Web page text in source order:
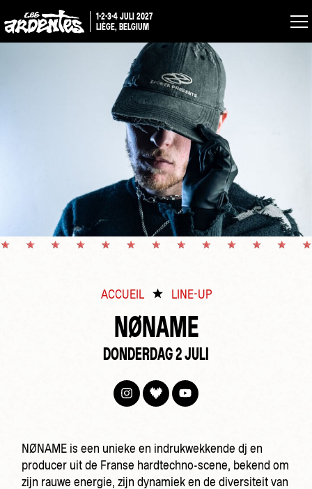
1-2-3-4 JULI 2027
LIÈGE, BELGIUM
ACCUEIL LINE-UP
NØNAME
DONDERDAG 2 JULI
NØNAME is een unieke en indrukwekkende dj en
producer uit de Franse hardtechno-scene, bekend om
zijn rauwe energie, zijn dynamiek en de diversiteit van